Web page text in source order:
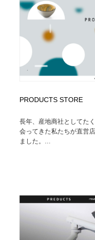
PRODUCTS STORE
長年、産地商社としてた
会ってきた私たちが直営
ました。...